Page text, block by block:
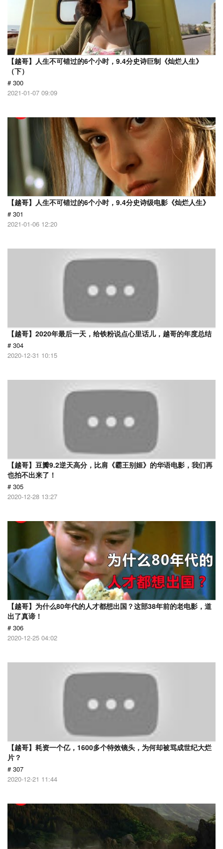
【越哥】人生不可错过的6个小时，9.4分史诗巨制《灿烂人生》
（下）
# 300
2021-01-07 09:09
【越哥】人生不可错过的6个小时，9.4分史诗级电影《灿烂人生》
# 301
2021-01-06 12:20
【越哥】2020年最后一天，给铁粉说点心里话儿，越哥的年度总结
# 304
2020-12-31 10:15
【越哥】豆瓣9.2逆天高分，比肩《霸王别姬》的华语电影，我们再
也拍不出来了！
# 305
2020-12-28 13:27
【越哥】为什么80年代的人才都想出国？这部38年前的老电影，道
出了真谛！
# 306
2020-12-25 04:02
【越哥】耗资一个亿，1600多个特效镜头，为何却被骂成世纪大烂
片？
# 307
2020-12-21 11:44